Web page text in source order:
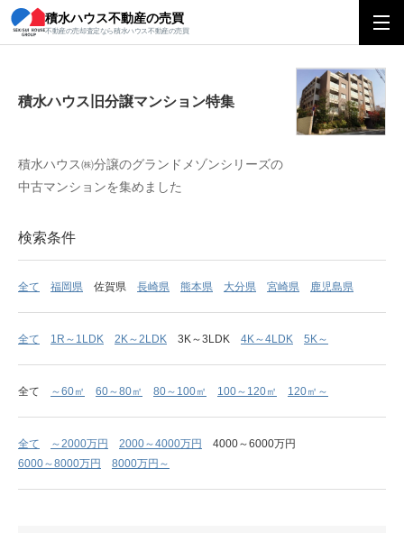
積水ハウス不動産の売買
不動産の売却査定なら積水ハウス不動産の売買
積水ハウス旧分譲マンション特集
積水ハウス旧分譲マンション特集
積水ハウス㈱分譲のグランドメゾンシリーズの
中古マンションを集めました
検索条件
全て 福岡県 佐賀県 長崎県 熊本県 大分県 宮崎県 鹿児島県
全て 1R～1LDK 2K～2LDK 3K～3LDK 4K～4LDK 5K～
全て ～60㎡ 60～80㎡ 80～100㎡ 100～120㎡ 120㎡～
全て ～2000万円 2000～4000万円
4000～6000万円
6000～8000万円
8000万円～